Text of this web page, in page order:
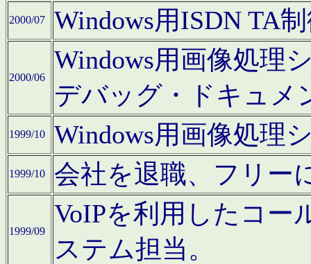
2000/07 Windows用ISDN TA
2000/06
Windows用画像処理
デバッグ・ドキュメ
1999/10 Windows用画像処理
1999/10 会社を退職、フリー
1999/09
VoIPを利用したコー
ステム担当。